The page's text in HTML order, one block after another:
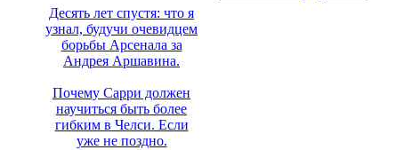
Десять лет спустя: что я
узнал, будучи очевидцем
борьбы Арсенала за
Андрея Аршавина.
Почему Сарри должен
научиться быть более
гибким в Челси. Если
уже не поздно.